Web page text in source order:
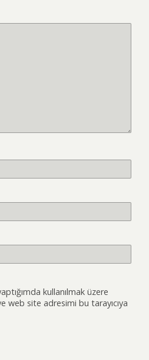
kullanılmak üzere
web site adresimi bu tarayıcıya